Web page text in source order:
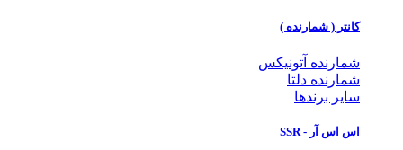
کانتر ( شمارنده )
شمارنده آتونیکس
شمارنده دلتا
سایر برندها
اس اس آر - SSR